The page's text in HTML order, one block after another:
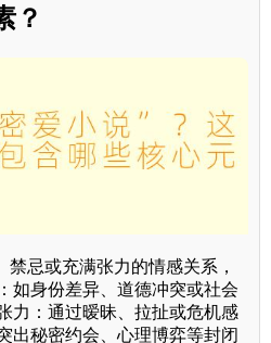
？
禁忌或充满张力的情感关系，
如身份差异、道德冲突或社会
力：通过暧昧、拉扯或危机感
出秘密约会、心理博弈等封闭